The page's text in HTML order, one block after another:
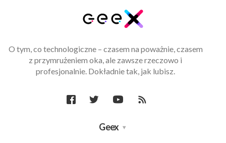
O tym, co technologiczne – czasem na poważnie, czasem
z przymrużeniem oka, ale zawsze rzeczowo i
profesjonalnie. Dokładnie tak, jak lubisz.
Geex